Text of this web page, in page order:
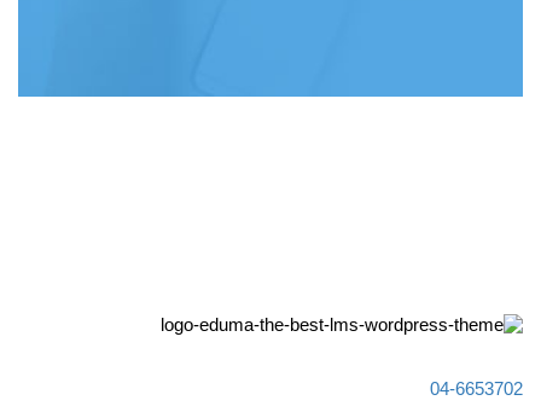
04-6653702